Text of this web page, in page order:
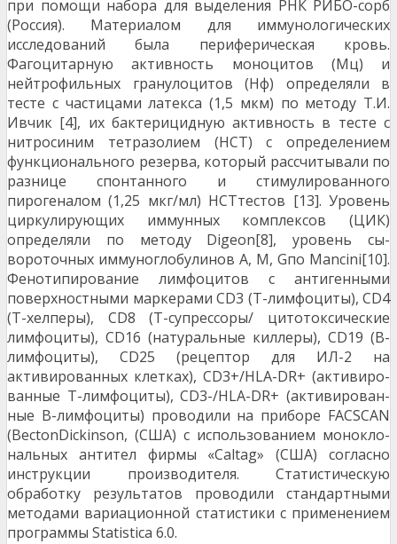
при помощи набора для выделения РНК РИБО-сорб
(Россия). Материалом для иммунологических
исследований была периферическая кровь.
Фагоцитарную актив­ность моноцитов (Мц) и
нейтрофильных гранулоци­тов (Нф) определяли в
тесте с частицами латекса (1,5 мкм) по методу Т.И.
Ивчик [4], их бактерицидную активность в тесте с
нитросиним тетразолием (НСТ) с определением
функционального резерва, который рассчитывали по
разнице спонтанного и стимулированного
пирогеналом (1,25 мкг/мл) НСТтестов [13]. Уровень
циркулирующих иммунных комплексов (ЦИК)
определяли по методу Digeon[8], уровень сы­
вороточных иммуноглобулинов A, M, Gпо Mancini[10].
Фенотипирование лимфоцитов с антигенными
поверхностными маркерами CD3 (Т-лимфоциты), CD4
(Т-хелперы), CD8 (Т-супрессоры/ цитотоксические
лимфоциты), CD16 (натуральные киллеры), CD19 (В-
лимфоциты), CD25 (рецептор для ИЛ-2 на
активированных клетках), CD3+/HLA-DR+ (активиро­
ванные Т-лимфоциты), CD3-/HLA-DR+ (активирован­
ные В-лимфоциты) проводили на приборе FACSCAN
(BectonDickinson, (США) с использованием монокло­
нальных антител фирмы «Caltag» (США) согласно
инструкции производителя. Статистическую
обработку результатов проводили стандартными
методами вариационной статистики с применением
программы Statistica 6.0.